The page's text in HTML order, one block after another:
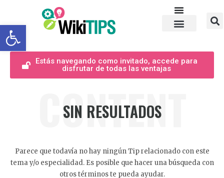
Abrir barra de herramientas
Estás navegando como invitado, accede para
disfrutar de todas las ventajas
CONTENT
SIN RESULTADOS
Parece que todavía no hay ningún Tip relacionado con este
tema y/o especialidad. Es posible que hacer una búsqueda con
otros términos te pueda ayudar.